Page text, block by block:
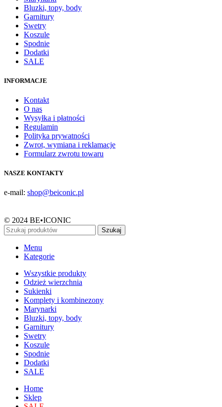
Bluzki, topy, body
Garnitury
Swetry
Koszule
Spodnie
Dodatki
SALE
INFORMACJE
Kontakt
O nas
Wysyłka i płatności
Regulamin
Polityka prywatności
Zwrot, wymiana i reklamacje
Formularz zwrotu towaru
NASZE KONTAKTY
e-mail: shop@beiconic.pl
© 2024 BE•ICONIC
Szukaj
Menu
Kategorie
Wszystkie produkty
Odzież wierzchnia
Sukienki
Komplety i kombinezony
Marynarki
Bluzki, topy, body
Garnitury
Swetry
Koszule
Spodnie
Dodatki
SALE
Home
Sklep